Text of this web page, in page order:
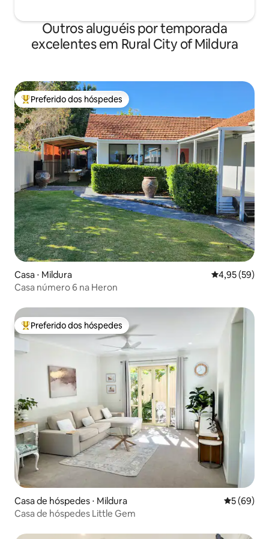
Outros aluguéis por temporada
excelentes em Rural City of Mildura
Entre os melhores preferidos dos hóspedes
Preferido dos hóspedes
Casa ⋅ Mildura 4,95 de uma
4,95 (59)
Casa número 6 na Heron
Entre os melhores preferidos dos hóspedes
Preferido dos hóspedes
Casa de hóspedes ⋅ Mildura 5 de uma
5 (69)
Casa de hóspedes Little Gem